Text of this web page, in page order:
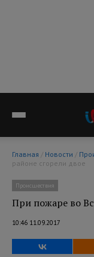
Главная / Новости /
районе сгорели двое
Происшествия
При пожаре во
10:46 11.09.2017